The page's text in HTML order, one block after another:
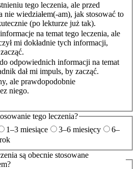
tego leczenia, ale przed
nie wiedziałem(-am), jak stosować to
(po lekturze już tak).
na temat tego leczenia, ale
mi dokładnie tych informacji,
odpowiednich informacji na temat
dał mi impuls, by zacząć.
ale prawdopodobnie
niego.
tego leczenia?
1–3 miesiące 3–6 miesięcy
6–
są obecnie stosowane